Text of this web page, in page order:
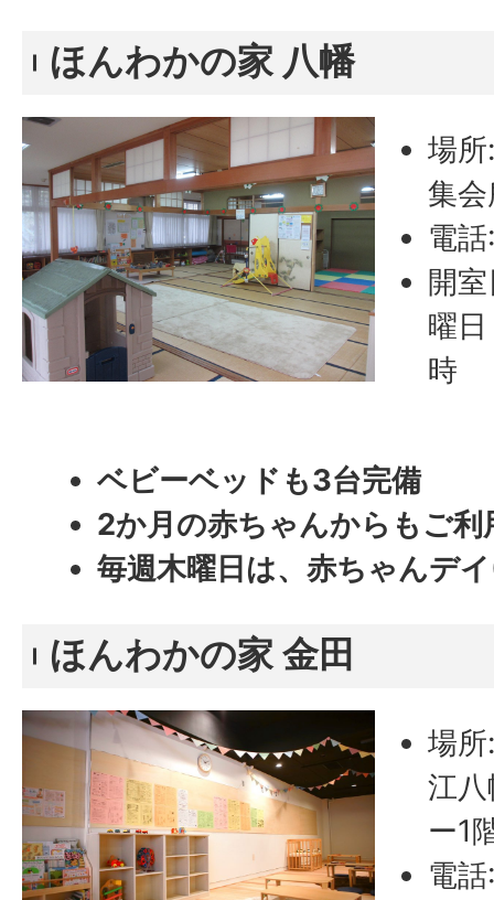
ほんわかの家 八幡
場
集
電
開
曜
時
ベビーベッドも3台完備
2か月の赤ちゃんからもご
毎週木曜日は、赤ちゃんデ
ほんわかの家 金田
場
江
ー1
電